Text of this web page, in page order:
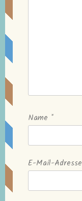
Name *
E-Mail-Adresse